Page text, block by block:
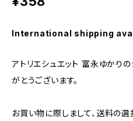
International shipping
アトリエシュエット 富永ゆかり
がとうございます。
お買い物に際しまして、送料の選